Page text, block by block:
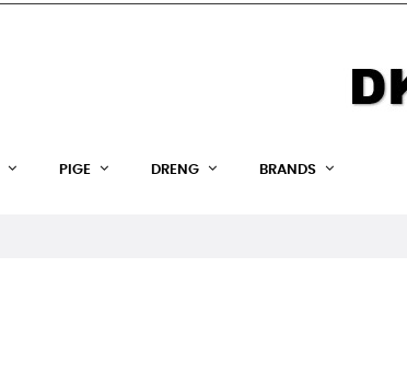
PIGE DRENG BRANDS